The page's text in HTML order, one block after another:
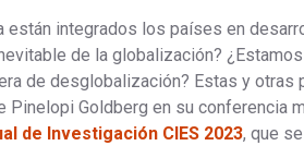
están integrados los países en
de la globalización?
de desglobalización? Estas y
Pinelopi Goldberg en su conferencia
de Investigación CIES 2023, que